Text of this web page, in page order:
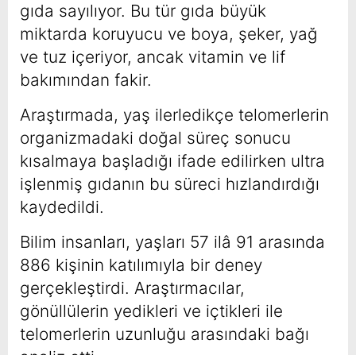
gıda sayılıyor. Bu tür gıda büyük
miktarda koruyucu ve boya, şeker, yağ
ve tuz içeriyor, ancak vitamin ve lif
bakımından fakir.
Araştırmada, yaş ilerledikçe telomerlerin
organizmadaki doğal süreç sonucu
kısalmaya başladığı ifade edilirken ultra
işlenmiş gıdanın bu süreci hızlandırdığı
kaydedildi.
Bilim insanları, yaşları 57 ilâ 91 arasında
886 kişinin katılımıyla bir deney
gerçekleştirdi. Araştırmacılar,
gönüllülerin yedikleri ve içtikleri ile
telomerlerin uzunluğu arasındaki bağı